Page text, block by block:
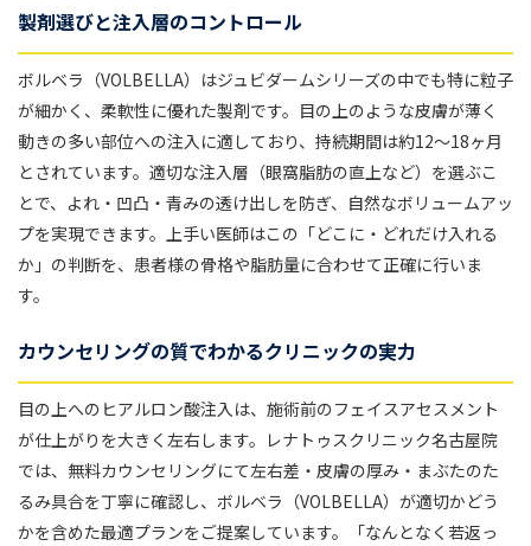
製剤選びと注入層のコントロール
ボルベラ（VOLBELLA）はジュビダームシリーズの中でも特に粒子
が細かく、柔軟性に優れた製剤です。目の上のような皮膚が薄く
動きの多い部位への注入に適しており、持続期間は約12〜18ヶ月
とされています。適切な注入層（眼窩脂肪の直上など）を選ぶこ
とで、よれ・凹凸・青みの透け出しを防ぎ、自然なボリュームアッ
プを実現できます。上手い医師はこの「どこに・どれだけ入れる
か」の判断を、患者様の骨格や脂肪量に合わせて正確に行いま
す。
カウンセリングの質でわかるクリニックの実力
目の上へのヒアルロン酸注入は、施術前のフェイスアセスメント
が仕上がりを大きく左右します。レナトゥスクリニック名古屋院
では、無料カウンセリングにて左右差・皮膚の厚み・まぶたのた
るみ具合を丁寧に確認し、ボルベラ（VOLBELLA）が適切かどう
かを含めた最適プランをご提案しています。「なんとなく若返っ